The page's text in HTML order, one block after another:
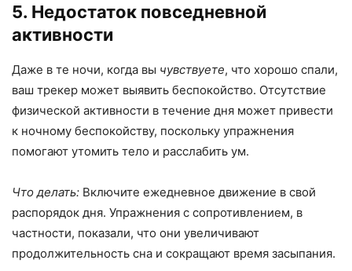
5. Недостаток повседневной
активности
Даже в те ночи, когда вы чувствуете, что хорошо спали,
ваш трекер может выявить беспокойство. Отсутствие
физической активности в течение дня может привести
к ночному беспокойству, поскольку упражнения
помогают утомить тело и расслабить ум.
Что делать: Включите ежедневное движение в свой
распорядок дня. Упражнения с сопротивлением, в
частности, показали, что они увеличивают
продолжительность сна и сокращают время засыпания.